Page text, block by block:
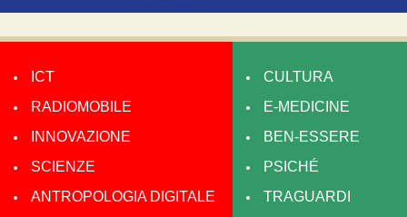
ICT
RADIOMOBILE
INNOVAZIONE
SCIENZE
ANTROPOLOGIA DIGITALE
CULTURA
E-MEDICINE
BEN-ESSERE
PSICHÉ
TRAGUARDI